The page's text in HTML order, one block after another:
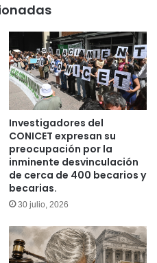
Investigadores del
CONICET expresan su
preocupación por la
inminente desvinculación
de cerca de 400 becarios y
becarias.
30 julio, 2026